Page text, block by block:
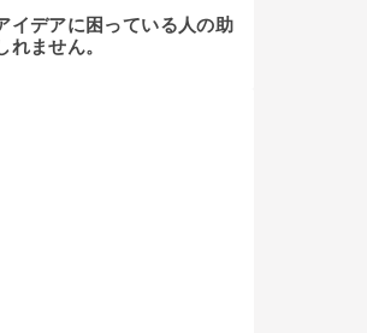
イデアに困っている人の助
れません。